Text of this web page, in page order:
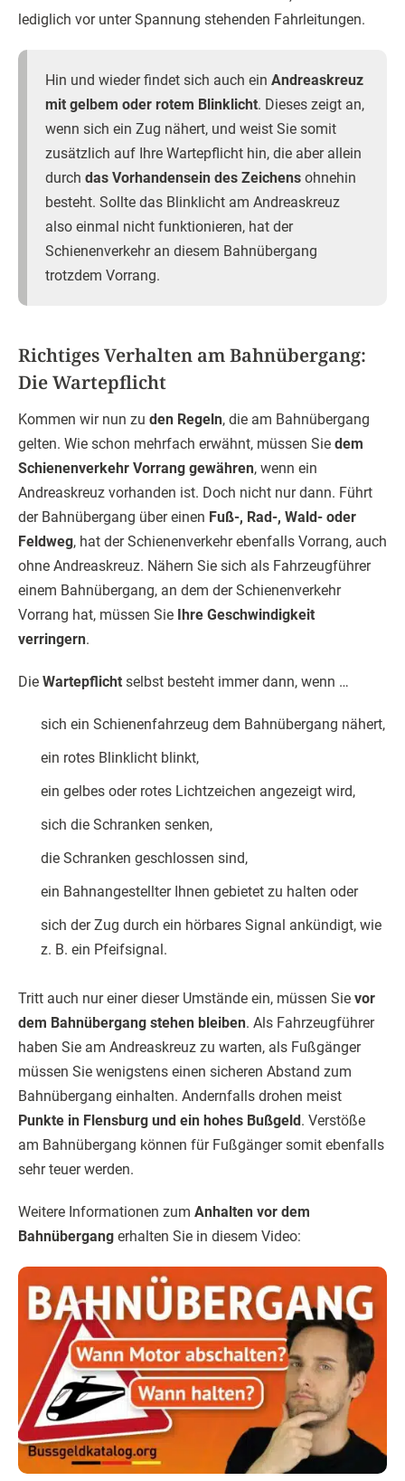
lediglich vor unter Spannung stehenden Fahrleitungen.
Hin und wieder findet sich auch ein Andreaskreuz
mit gelbem oder rotem Blinklicht. Dieses zeigt an,
wenn sich ein Zug nähert, und weist Sie somit
zusätzlich auf Ihre Wartepflicht hin, die aber allein
durch das Vorhandensein des Zeichens ohnehin
besteht. Sollte das Blinklicht am Andreaskreuz
also einmal nicht funktionieren, hat der
Schienenverkehr an diesem Bahnübergang
trotzdem Vorrang.
Richtiges Verhalten am Bahnübergang:
Die Wartepflicht
Kommen wir nun zu den Regeln, die am Bahnübergang
gelten. Wie schon mehrfach erwähnt, müssen Sie dem
Schienenverkehr Vorrang gewähren, wenn ein
Andreaskreuz vorhanden ist. Doch nicht nur dann. Führt
der Bahnübergang über einen Fuß-, Rad-, Wald- oder
Feldweg, hat der Schienenverkehr ebenfalls Vorrang, auch
ohne Andreaskreuz. Nähern Sie sich als Fahrzeugführer
einem Bahnübergang, an dem der Schienenverkehr
Vorrang hat, müssen Sie Ihre Geschwindigkeit
verringern.
Die Wartepflicht selbst besteht immer dann, wenn …
sich ein Schienenfahrzeug dem Bahnübergang nähert,
ein rotes Blinklicht blinkt,
ein gelbes oder rotes Lichtzeichen angezeigt wird,
sich die Schranken senken,
die Schranken geschlossen sind,
ein Bahnangestellter Ihnen gebietet zu halten oder
sich der Zug durch ein hörbares Signal ankündigt, wie
z. B. ein Pfeifsignal.
Tritt auch nur einer dieser Umstände ein, müssen Sie vor
dem Bahnübergang stehen bleiben. Als Fahrzeugführer
haben Sie am Andreaskreuz zu warten, als Fußgänger
müssen Sie wenigstens einen sicheren Abstand zum
Bahnübergang einhalten. Andernfalls drohen meist
Punkte in Flensburg und ein hohes Bußgeld. Verstöße
am Bahnübergang können für Fußgänger somit ebenfalls
sehr teuer werden.
Weitere Informationen zum Anhalten vor dem
Bahnübergang erhalten Sie in diesem Video: